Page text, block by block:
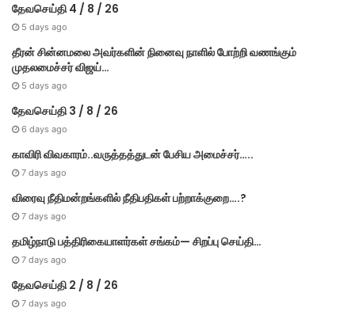
தேவசெய்தி 4 / 8 / 26
5 days ago
தீரன் சின்னமலை அவர்களின் நினைவு நாளில் போற்றி வணங்கும்
முதலமைச்சர் விஜய்…
5 days ago
தேவசெய்தி 3 / 8 / 26
6 days ago
காவிரி விவகாரம்..வருத்தத்துடன் பேசிய அமைச்சர்…..
7 days ago
விரைவு நீதிமன்றங்களில் நீதிபதிகள் பற்றாக்குறை….?
7 days ago
தமிழ்நாடு பத்திரிகையாளர்கள் சங்கம்— சிறப்பு செய்தி…
7 days ago
தேவசெய்தி 2 / 8 / 26
7 days ago